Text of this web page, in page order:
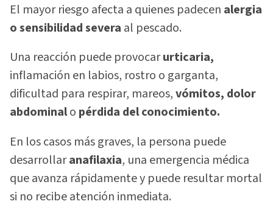
El mayor riesgo afecta a quienes padecen alergia
o sensibilidad severa al pescado.
Una reacción puede provocarurticaria,
inflamación en labios, rostro o garganta,
dificultad para respirar, mareos,vómitos, dolor
abdominalo pérdida del conocimiento.
En los casos más graves, la persona puede
desarrollaranafilaxia, una emergencia médica
que avanza rápidamente y puede resultar mortal
si no recibe atención inmediata.